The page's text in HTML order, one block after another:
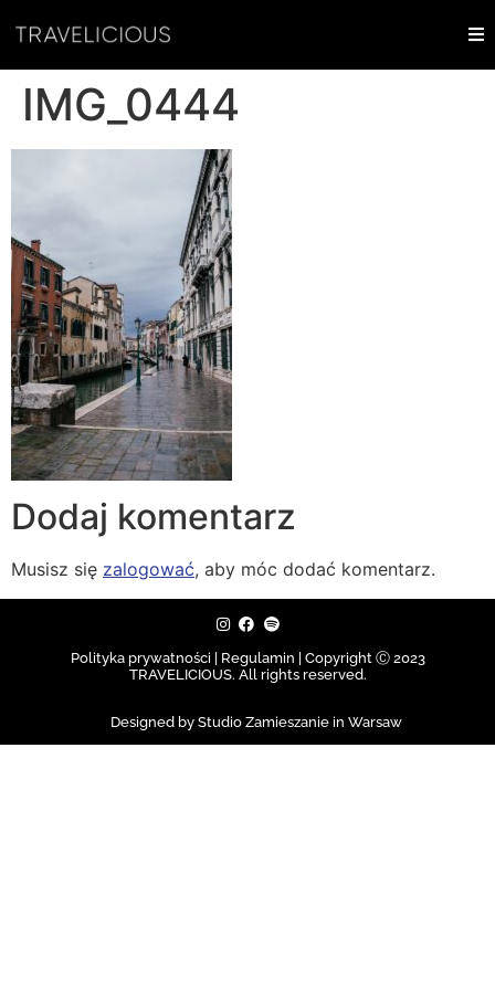
IMG_0444
Dodaj komentarz
Musisz się zalogować, aby móc dodać komentarz.
Polityka prywatności | Regulamin | Copyright Ⓒ 2023
TRAVELICIOUS. All rights reserved.
Designed by Studio Zamieszanie in Warsaw